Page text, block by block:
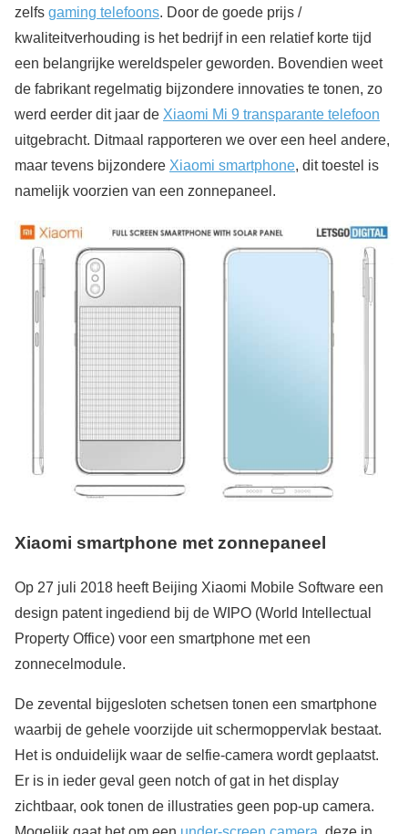
zelfs gaming telefoons. Door de goede prijs /
kwaliteitverhouding is het bedrijf in een relatief korte tijd
een belangrijke wereldspeler geworden. Bovendien weet
de fabrikant regelmatig bijzondere innovaties te tonen, zo
werd eerder dit jaar de Xiaomi Mi 9 transparante telefoon
uitgebracht. Ditmaal rapporteren we over een heel andere,
maar tevens bijzondere Xiaomi smartphone, dit toestel is
namelijk voorzien van een zonnepaneel.
Xiaomi smartphone met zonnepaneel
Op 27 juli 2018 heeft Beijing Xiaomi Mobile Software een
design patent ingediend bij de WIPO (World Intellectual
Property Office) voor een smartphone met een
zonnecelmodule.
De zevental bijgesloten schetsen tonen een smartphone
waarbij de gehele voorzijde uit schermoppervlak bestaat.
Het is onduidelijk waar de selfie-camera wordt geplaatst.
Er is in ieder geval geen notch of gat in het display
zichtbaar, ook tonen de illustraties geen pop-up camera.